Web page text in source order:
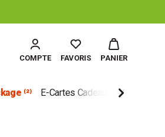
COMPTE FAVORIS PANIER
⁽²⁾ E-Cartes Cadeau Marques